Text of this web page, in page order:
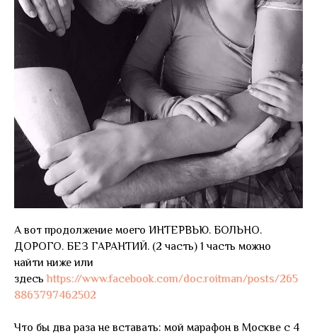
А вот продолжение моего ИНТЕРВЬЮ. БОЛЬНО.
ДОРОГО. БЕЗ ГАРАНТИЙ. (2 часть) 1 часть можно
найти ниже или
здесьhttps://www.facebook.com/doc.roitman/posts/265
8863797462502
Что бы два раза не вставать: мой марафон в Москве с 4